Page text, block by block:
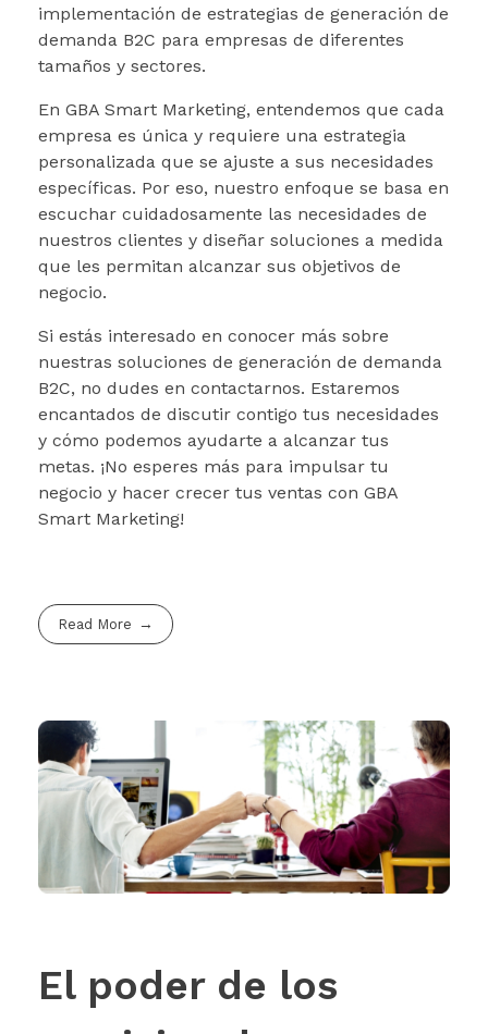
implementación de estrategias de generación de
demanda B2C para empresas de diferentes
tamaños y sectores.
En GBA Smart Marketing, entendemos que cada
empresa es única y requiere una estrategia
personalizada que se ajuste a sus necesidades
específicas. Por eso, nuestro enfoque se basa en
escuchar cuidadosamente las necesidades de
nuestros clientes y diseñar soluciones a medida
que les permitan alcanzar sus objetivos de
negocio.
Si estás interesado en conocer más sobre
nuestras soluciones de generación de demanda
B2C, no dudes en contactarnos. Estaremos
encantados de discutir contigo tus necesidades
y cómo podemos ayudarte a alcanzar tus
metas. ¡No esperes más para impulsar tu
negocio y hacer crecer tus ventas con GBA
Smart Marketing!
Read More
El poder de los